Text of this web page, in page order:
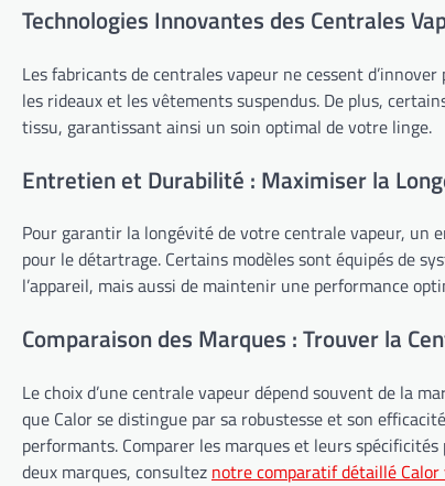
Technologies Innovantes des Centrales
Les fabricants de centrales vapeur ne cessent
les rideaux et les vêtements suspendus. De plus,
tissu, garantissant ainsi un soin optimal de votre linge.
Entretien et Durabilité : Maximiser la
Pour garantir la longévité de votre centrale vapeur, un
pour le détartrage. Certains modèles sont équipés de
l’appareil, mais aussi de maintenir une performance
Comparaison des Marques : Trouver la
Le choix d’une centrale vapeur dépend souvent de la
que Calor se distingue par sa robustesse et son
performants. Comparer les marques et leurs
deux marques, consultez notre comparatif détaillé Calor